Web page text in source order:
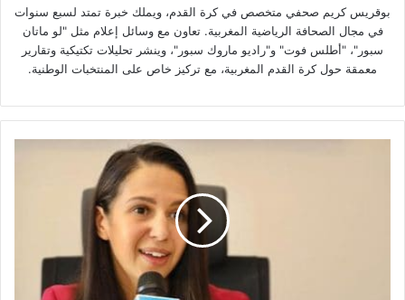
بوقريس كريم صحفي متخصص في كرة القدم، ويملك خبرة تمتد لسبع سنوات
في مجال الصحافة الرياضية المغربية. تعاون مع وسائل إعلام مثل "لو ماتان
سبور"، "أطلس فوت" و"راديو ماروك سبور"، وينشر تحليلات تكتيكية وتقارير
معمقة حول كرة القدم المغربية، مع تركيز خاص على المنتخبات الوطنية.